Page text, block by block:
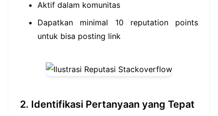
Aktif dalam komunitas
Dapatkan minimal 10 reputation points
untuk bisa posting link
2. Identifikasi Pertanyaan yang Tepat